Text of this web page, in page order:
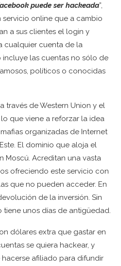
puede ser hackeada”,
servicio online que a cambio
a sus clientes el login y
cualquier cuenta de la
las cuentas no sólo de
políticos o conocidas
través de Western Union y el
que viene a reforzar la idea
organizadas de Internet
El dominio que aloja el
Moscú. Acreditan una vasta
ofreciendo este servicio con
que no pueden acceder. En
de la inversión. Sin
unos días de antigüedad.
dólares extra que gastar en
se quiera hackear, y
afiliado para difundir